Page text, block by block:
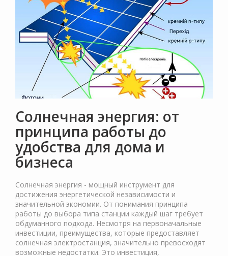
Солнечная энергия: от
принципа работы до
удобства для дома и
бизнеса
Солнечная энергия - мощный инструмент для
достижения энергетической независимости и
значительной экономии. От понимания принципа
работы до выбора типа станции каждый шаг требует
обдуманного подхода. Несмотря на первоначальные
инвестиции, преимущества, которые предоставляет
солнечная электростанция, значительно превосходят
возможные недостатки. Это инвестиция,